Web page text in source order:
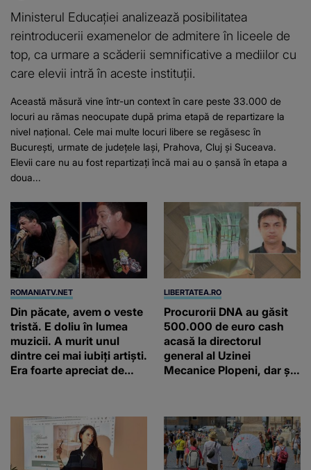
Ministerul Educației analizează posibilitatea
reintroducerii examenelor de admitere în liceele de
top, ca urmare a scăderii semnificative a mediilor cu
care elevii intră în aceste instituții.
Această măsură vine într-un context în care peste 33.000 de
locuri au rămas neocupate după prima etapă de repartizare la
nivel național. Cele mai multe locuri libere se regăsesc în
București, urmate de județele Iași, Prahova, Cluj și Suceava.
Elevii care nu au fost repartizați încă mai au o șansă în etapa a
doua...
ROMANIATV.NET
Din păcate, avem o veste
tristă. E doliu în lumea
muzicii. A murit unul
dintre cei mai iubiți artiști.
Era foarte apreciat de
LIBERTATEA.RO
Procurorii DNA au găsit
500.000 de euro cash
acasă la directorul
general al Uzinei
Mecanice Plopeni, dar și